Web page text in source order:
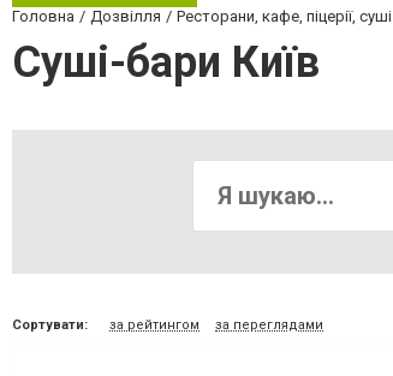
Головна Дозвілля Ресторани, кафе, піцерії, суші
Суші-бари Київ
Сортувати: за рейтингом за переглядами